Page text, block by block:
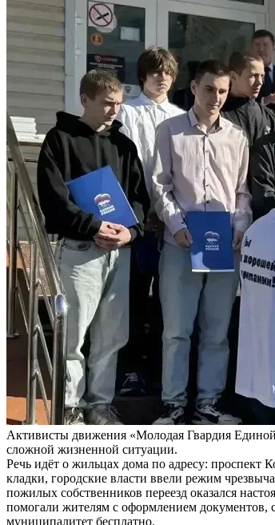
Активисты движения «Молодая Гвардия
сложной жизненной ситуации.
Речь идёт о жильцах дома по адресу: проспект
кладки, городские власти ввели режим
пожилых собственников переезд оказался
помогали жителям с оформлением документов,
муниципалитет бесплатно.